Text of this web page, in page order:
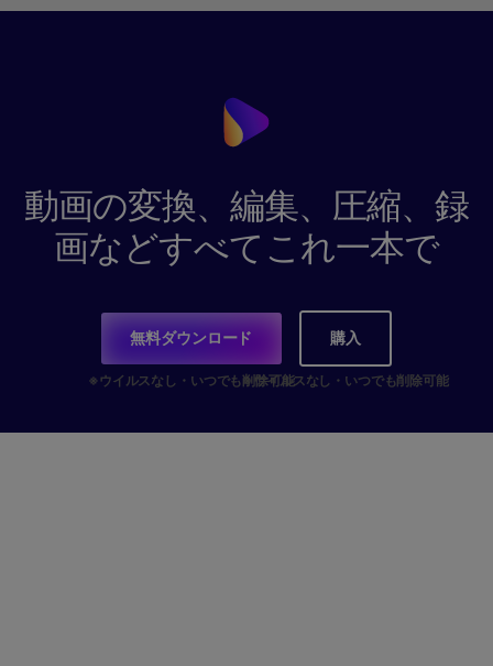
動画の変換、編集、圧縮、録
画などすべてこれ一本で
無料ダウンロード 購入